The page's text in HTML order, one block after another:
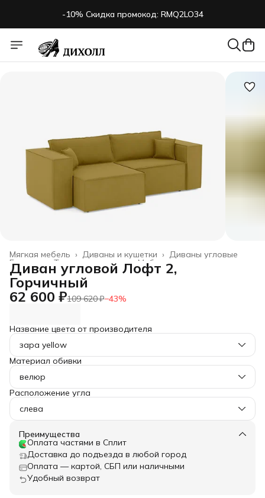
-10% Скидка промокод: RMQ2LO34
Диваны угловые
Диваны и кушетки ›
Мягкая мебель ›
Мебель
Товары для дома ›
Главная
Диван угловой Лофт 2,
Горчичный
62 600 ₽109 620 ₽−43%
Название цвета от производителя
зара yellow
Материал обивки
велюр
Расположение угла
слева
Преимущества
Оплата частями в Сплит
Доставка до подъезда в любой город
Оплата — картой, СБП или наличными
Удобный возврат